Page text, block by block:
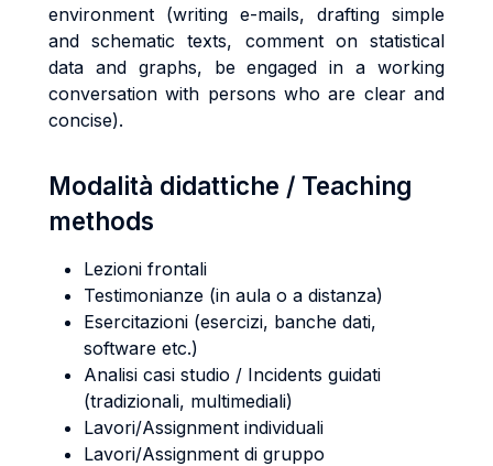
environment (writing e-mails, drafting simple
and schematic texts, comment on statistical
data and graphs, be engaged in a working
conversation with persons who are clear and
concise).
Modalità didattiche / Teaching
methods
Lezioni frontali
Testimonianze (in aula o a distanza)
Esercitazioni (esercizi, banche dati,
software etc.)
Analisi casi studio / Incidents guidati
(tradizionali, multimediali)
Lavori/Assignment individuali
Lavori/Assignment di gruppo